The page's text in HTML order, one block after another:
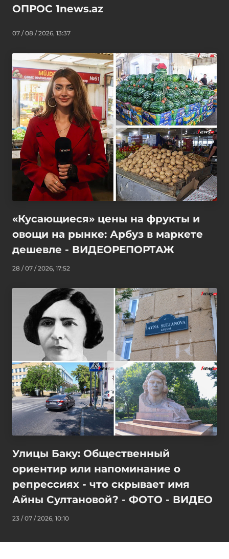
ОПРОС 1news.az
07 / 08 / 2026, 13:37
«Кусающиеся» цены на фрукты и
овощи на рынке: Арбуз в маркете
дешевле - ВИДЕОРЕПОРТАЖ
28 / 07 / 2026, 17:52
Улицы Баку: Общественный
ориентир или напоминание о
репрессиях - что скрывает имя
Айны Султановой? - ФОТО - ВИДЕО
23 / 07 / 2026, 10:10